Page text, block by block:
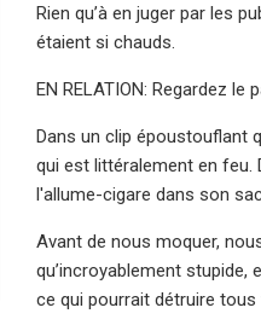
Rien qu’à en juger par les
étaient si chauds.
EN RELATION: Regardez
Dans un clip époustouflant
qui est littéralement en feu.
l'allume-cigare dans son
Avant de nous moquer,
qu’incroyablement
ce qui pourrait détruire